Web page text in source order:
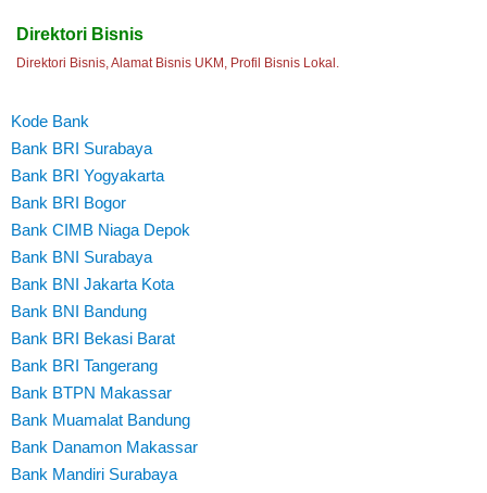
Direktori Bisnis
Direktori Bisnis, Alamat Bisnis UKM, Profil Bisnis Lokal.
Kode Bank
Bank BRI Surabaya
Bank BRI Yogyakarta
Bank BRI Bogor
Bank CIMB Niaga Depok
Bank BNI Surabaya
Bank BNI Jakarta Kota
Bank BNI Bandung
Bank BRI Bekasi Barat
Bank BRI Tangerang
Bank BTPN Makassar
Bank Muamalat Bandung
Bank Danamon Makassar
Bank Mandiri Surabaya